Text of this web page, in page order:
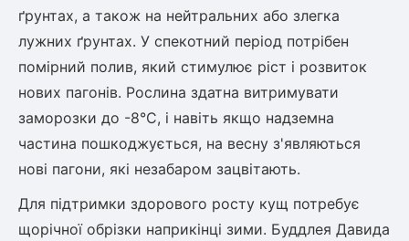
ґрунтах, а також на нейтральних або злегка
лужних ґрунтах. У спекотний період потрібен
помірний полив, який стимулює ріст і розвиток
нових пагонів. Рослина здатна витримувати
заморозки до -8°C, і навіть якщо надземна
частина пошкоджується, на весну з'являються
нові пагони, які незабаром зацвітають.
Для підтримки здорового росту кущ потребує
щорічної обрізки наприкінці зими. Буддлея Давида